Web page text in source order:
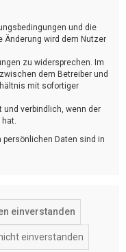
und die
Änderung wird dem Nutzer
zu widersprechen. Im
dem Betreiber und
mit sofortiger
und verbindlich, wenn der
persönlichen Daten sind in